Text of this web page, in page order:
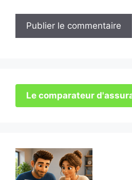
Le comparateur